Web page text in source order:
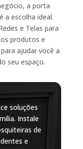
a porta
a escolha ideal.
e Telas para
produtos e
ajudar você a
seu espaço.
soluções
Instale
de
e